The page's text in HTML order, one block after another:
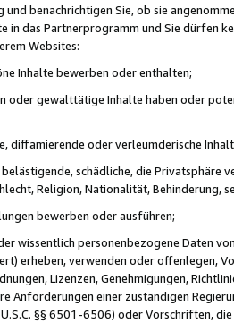
und benachrichtigen Sie, ob sie
in das Partnerprogramm und Sie dürfen
Websites:
Inhalte bewerben oder enthalten;
oder gewalttätige Inhalte haben oder
diffamierende oder verleumderische
schädliche, die Privatsphäre
Religion, Nationalität, Behinderung,
bewerben oder ausführen;
wissentlich personenbezogene Daten
erheben, verwenden oder offenlegen,
Lizenzen, Genehmigungen,
Anforderungen einer zuständigen
§§ 6501-6506) oder Vorschriften,